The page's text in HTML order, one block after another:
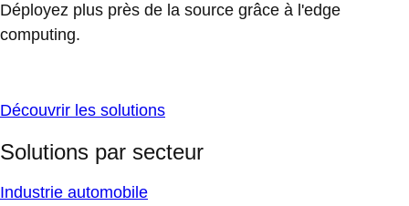
Déployez plus près de la source grâce à l'edge
computing.
Découvrir les solutions
Solutions par secteur
Industrie automobile